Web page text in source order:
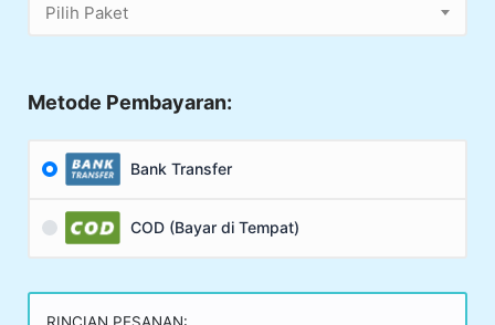
Pilih Paket
Metode Pembayaran:
Bank Transfer
COD (Bayar di Tempat)